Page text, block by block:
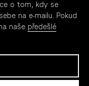
o tom, kdy se
na e-mailu. Pokud
naše předešlé